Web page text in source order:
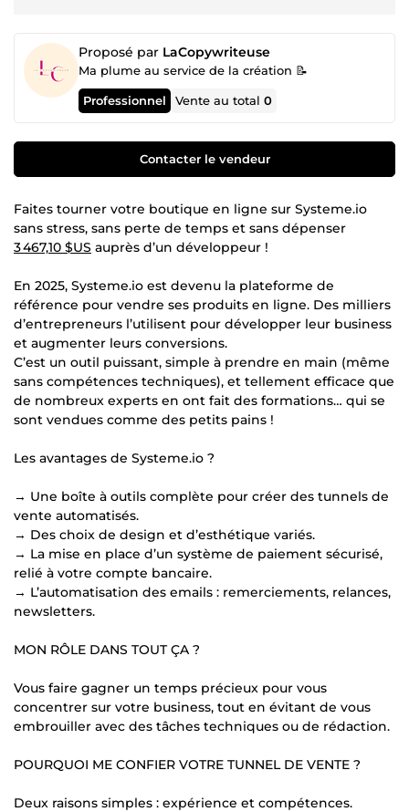
Proposé par LaCopywriteuse
Ma plume au service de la création 📝
Professionnel Vente au total0
Contacter le vendeur
Faites tourner votre boutique en ligne sur Systeme.io
sans stress, sans perte de temps et sans dépenser
3 467,10 $US auprès d’un développeur !
En 2025, Systeme.io est devenu la plateforme de
référence pour vendre ses produits en ligne. Des milliers
d’entrepreneurs l’utilisent pour développer leur business
et augmenter leurs conversions.
C’est un outil puissant, simple à prendre en main (même
sans compétences techniques), et tellement efficace que
de nombreux experts en ont fait des formations… qui se
sont vendues comme des petits pains !
Les avantages de Systeme.io ?
→ Une boîte à outils complète pour créer des tunnels de
vente automatisés.
→ Des choix de design et d’esthétique variés.
→ La mise en place d’un système de paiement sécurisé,
relié à votre compte bancaire.
→ L’automatisation des emails : remerciements, relances,
newsletters.
MON RÔLE DANS TOUT ÇA ?
Vous faire gagner un temps précieux pour vous
concentrer sur votre business, tout en évitant de vous
embrouiller avec des tâches techniques ou de rédaction.
POURQUOI ME CONFIER VOTRE TUNNEL DE VENTE ?
Deux raisons simples : expérience et compétences.